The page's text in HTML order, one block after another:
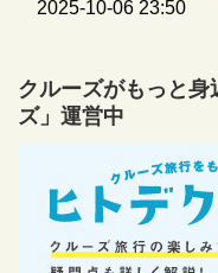
2025-10-06 23:50
クルーズがもっと
ズ」運営中